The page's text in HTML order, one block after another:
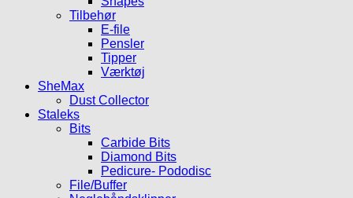
Tilbehør
E-file
Pensler
Tipper
Værktøj
SheMax
Dust Collector
Staleks
Bits
Carbide Bits
Diamond Bits
Pedicure- Pododisc
File/Buffer